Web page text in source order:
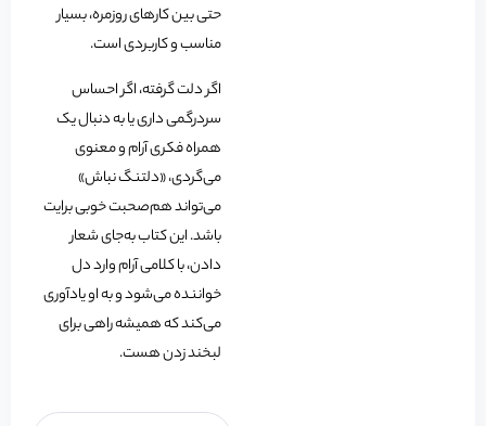
حتی بین کارهای روزمره، بسیار
مناسب و کاربردی است.
اگر دلت گرفته، اگر احساس
سردرگمی داری یا به دنبال یک
همراه فکری آرام و معنوی
می‌گردی، «دلتنگ نباش»
می‌تواند هم‌صحبت خوبی برایت
باشد. این کتاب به‌جای شعار
دادن، با کلامی آرام وارد دل
خواننده می‌شود و به او یادآوری
می‌کند که همیشه راهی برای
لبخند زدن هست.